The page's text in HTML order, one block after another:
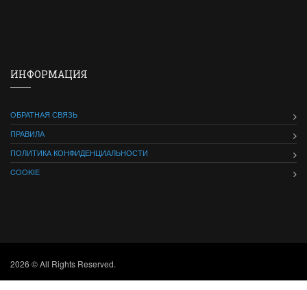
ИНФОРМАЦИЯ
ОБРАТНАЯ СВЯЗЬ
ПРАВИЛА
ПОЛИТИКА КОНФИДЕНЦИАЛЬНОСТИ
COOKIE
2026 © All Rights Reserved.